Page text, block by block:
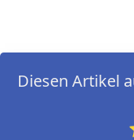
Diesen Artikel